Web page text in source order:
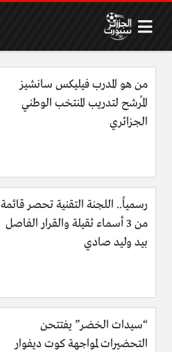
من هو المدرب فيليكس سانشيز
المُرشح لتدريب المنتخب الوطني
الجزائري
رسمياً.. اللجنة التقنية تحصر قائمة
من 3 أسماء ثقيلة والقرار الفاصل
بيد وليد صادي
“سيدات الخضر” يفتتحن
التحضيرات لمواجهة كوت ديفوار